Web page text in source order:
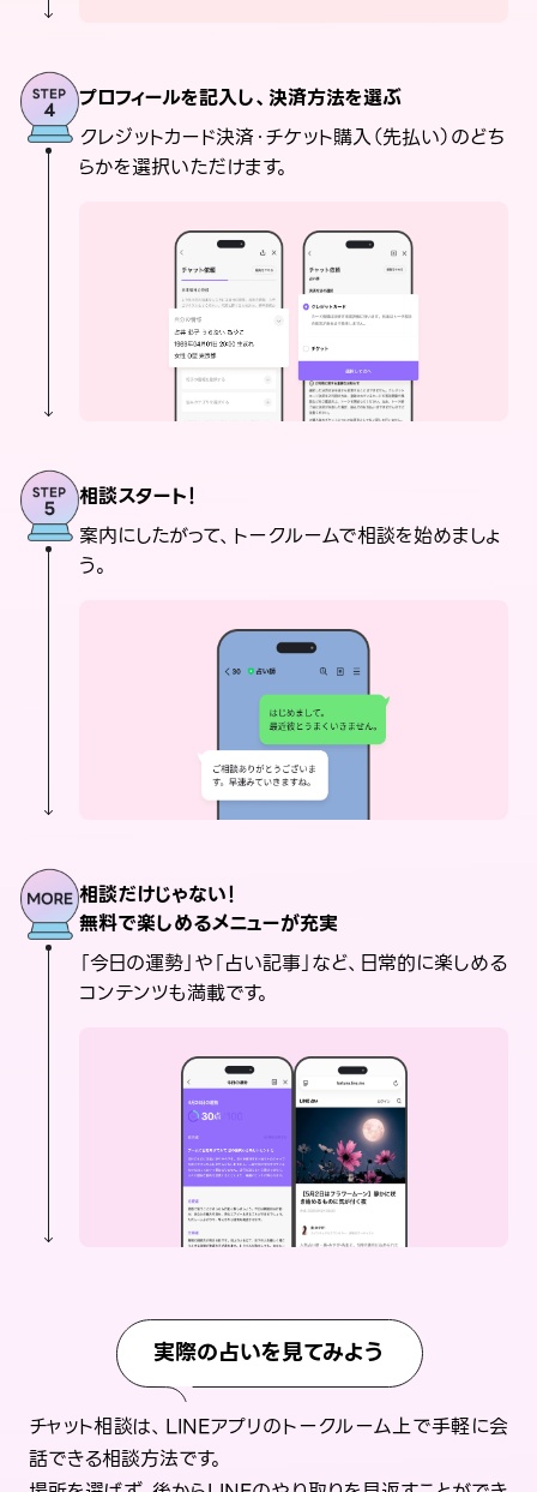
プロフィールを記入し、決済方法を選ぶ
クレジットカード決済・チケット購入（先払い）のどち
らかを選択いただけます。
相談スタート！
案内にしたがって、トークルームで相談を始めましょ
う。
相談だけじゃない！
無料で楽しめるメニューが充実
「今日の運勢」や「占い記事」など、日常的に楽しめる
コンテンツも満載です。
実際の占いを見てみよう
チャット相談は、LINEアプリのトークルーム上で手軽に会
話できる相談方法です。